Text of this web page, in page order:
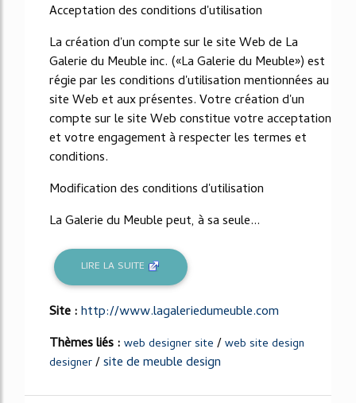
Acceptation des conditions d'utilisation
La création d'un compte sur le site Web de La
Galerie du Meuble inc. («La Galerie du Meuble») est
régie par les conditions d'utilisation mentionnées au
site Web et aux présentes. Votre création d'un
compte sur le site Web constitue votre acceptation
et votre engagement à respecter les termes et
conditions.
Modification des conditions d'utilisation
La Galerie du Meuble peut, à sa seule...
LIRE LA SUITE
Site :http://www.lagaleriedumeuble.com
Thèmes liés : web designer site /web site design
designer/site de meuble design